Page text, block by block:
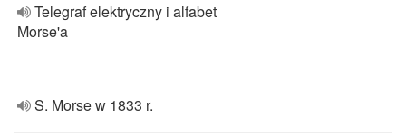
Telegraf elektryczny i alfabet
Morse'a
S. Morse w 1833 r.